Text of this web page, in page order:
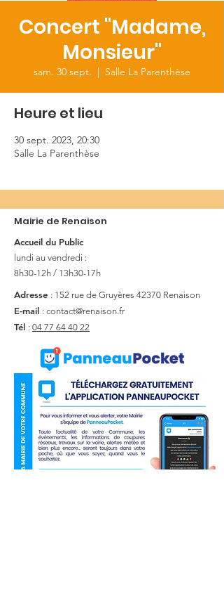
Concert "Madame,
Monsieur"
sam. 30 sept.
  |
Salle La Parenthèse
Heure et lieu
30 sept. 2023, 20:30
Salle La Parenthèse
Mairie de Renaison
Accueil du Public
lundi au vendredi :
8h30-12h / 13h30-17h
Adresse : 152 rue de Gruyères 42370 Renaison
E-mail : contact@renaison.fr
Tél : 04 77 64 40 22